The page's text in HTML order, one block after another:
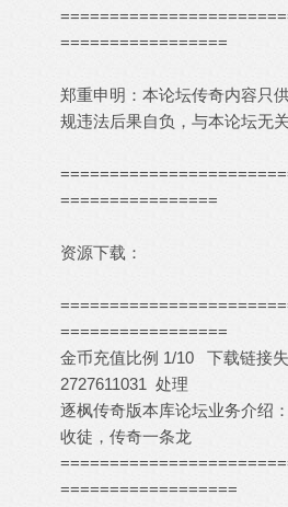
=================
郑重申明：本论坛传奇内容只
规违法后果自负，与本论坛无
================
资源下载：
=================
金币充值比例 1/10 下载链接
2727611031 处理
逐枫传奇版本库论坛业务介绍
收徒，传奇一条龙
==================